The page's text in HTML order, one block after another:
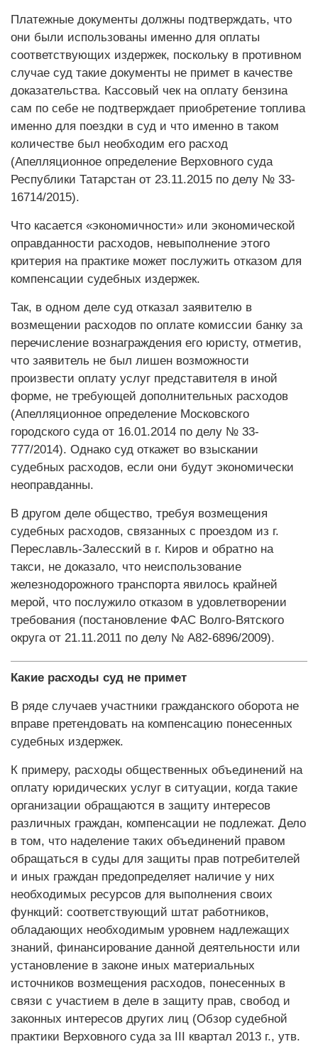
Платежные документы должны подтверждать, что
они были использованы именно для оплаты
соответствующих издержек, поскольку в противном
случае суд такие документы не примет в качестве
доказательства. Кассовый чек на оплату бензина
сам по себе не подтверждает приобретение топлива
именно для поездки в суд и что именно в таком
количестве был необходим его расход
(Апелляционное определение Верховного суда
Республики Татарстан от 23.11.2015 по делу № 33-
16714/2015).
Что касается «экономичности» или экономической
оправданности расходов, невыполнение этого
критерия на практике может послужить отказом для
компенсации судебных издержек.
Так, в одном деле суд отказал заявителю в
возмещении расходов по оплате комиссии банку за
перечисление вознаграждения его юристу, отметив,
что заявитель не был лишен возможности
произвести оплату услуг представителя в иной
форме, не требующей дополнительных расходов
(Апелляционное определение Московского
городского суда от 16.01.2014 по делу № 33-
777/2014). Однако суд откажет во взыскании
судебных расходов, если они будут экономически
неоправданны.
В другом деле общество, требуя возмещения
судебных расходов, связанных с проездом из г.
Переславль-Залесский в г. Киров и обратно на
такси, не доказало, что неиспользование
железнодорожного транспорта явилось крайней
мерой, что послужило отказом в удовлетворении
требования (постановление ФАС Волго-Вятского
округа от 21.11.2011 по делу № А82-6896/2009).
Какие расходы суд не примет
В ряде случаев участники гражданского оборота не
вправе претендовать на компенсацию понесенных
судебных издержек.
К примеру, расходы общественных объединений на
оплату юридических услуг в ситуации, когда такие
организации обращаются в защиту интересов
различных граждан, компенсации не подлежат. Дело
в том, что наделение таких объединений правом
обращаться в суды для защиты прав потребителей
и иных граждан предопределяет наличие у них
необходимых ресурсов для выполнения своих
функций: соответствующий штат работников,
обладающих необходимым уровнем надлежащих
знаний, финансирование данной деятельности или
установление в законе иных материальных
источников возмещения расходов, понесенных в
связи с участием в деле в защиту прав, свобод и
законных интересов других лиц (Обзор судебной
практики Верховного суда за III квартал 2013 г., утв.